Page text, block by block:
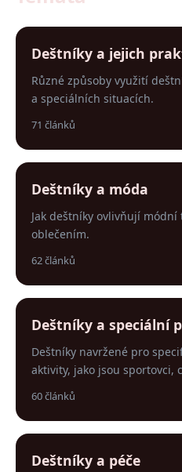
Deštníky a jejich
Různé způsoby využití
a speciálních situacích.
71 článků
Deštníky a móda
Jak deštníky ovlivňují
oblečením.
62 článků
Deštníky a speciální
Deštníky navržené pro
aktivity, jako jsou sportovci,
60 článků
Deštníky a péče